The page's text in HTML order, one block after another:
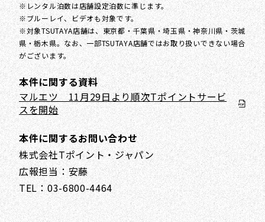
※レンタル泊数は店舗設定泊数に準じます。
※ブルーレイ、ビデオも対象です。
※対象TSUTAYA店舗は、東京都・千葉県・埼玉県・神奈川県・茨城
県・栃木県。なお、一部TSUTAYA店舗ではお取り扱いできない場合
がございます。
本件に関する資料
マルエツ 11月29日より順次Tポイントサービ
スを開始
本件に関するお問い合わせ
株式会社Tポイント・ジャパン
広報担当：安藤
TEL：03-6800-4464